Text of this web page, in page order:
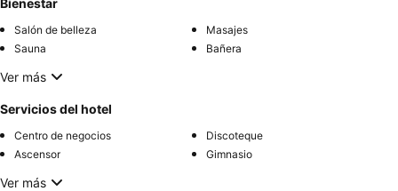
Bienestar
Salón de belleza
Masajes
Sauna
Bañera
Ver más
Servicios del hotel
Centro de negocios
Discoteque
Ascensor
Gimnasio
Ver más